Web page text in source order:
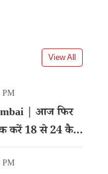
View All
| आज फिर
करें 18 से 24 कैरेट